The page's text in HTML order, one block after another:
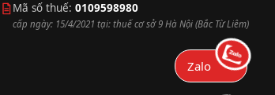
Mã số thuế:0109598980
cấp ngày: 15/4/2021 tại: thuế cơ sở 9 Hà Nội (Bắc Từ Liêm)
Zalo